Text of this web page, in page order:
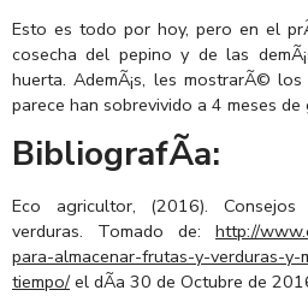
Esto es todo por hoy, pero en el
cosecha del pepino y de las
huerta. AdemÃ¡s, les mostrarÃ©
parece han sobrevivido a 4 meses de
BibliografÃ­a:
Eco agricultor, (2016).
verduras. Tomado de: http://
para-almacenar-frutas-y-verduras-
tiempo/el dÃ­a 30 de Octubre de